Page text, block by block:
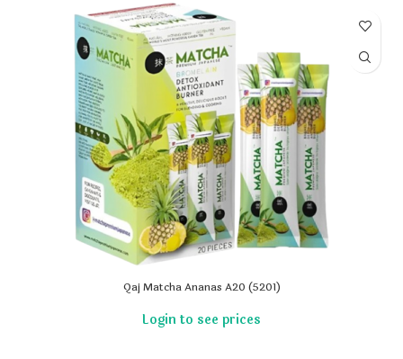
Qaj Matcha Ananas A20 (5201)